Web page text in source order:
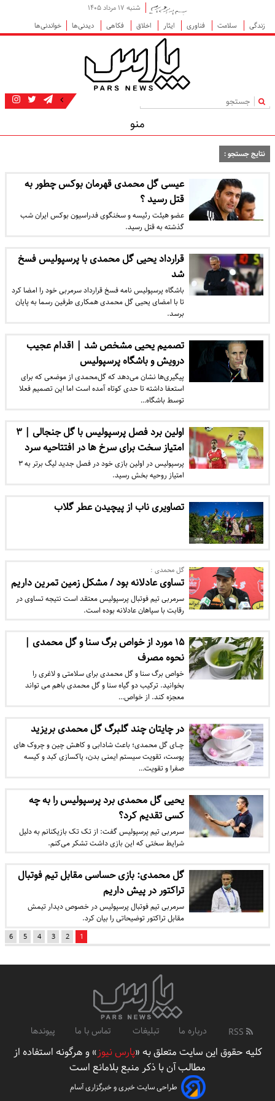
شنبه ۱۷ مرداد ۱۴۰۵
زندگی
سلامت فناوری ایثار اخلاق فکاهی دیدنی‌ها خواندنی‌ها
|
منو
نتایج جستجو :
عیسی گل محمدی قهرمان بوکس چطور به
قتل رسید ؟
عضو هیئت رئیسه و سخنگوی فدراسیون بوکس ایران شب
گذشته به قتل رسید.
قرارداد یحیی گل محمدی با پرسپولیس فسخ
شد
باشگاه پرسپولیس نامه فسخ قرارداد سرمربی خود را امضا کرد
تا با امضای یحیی گل محمدی همکاری طرفین رسما به پایان
برسد.
تصمیم یحیی مشخص شد | اقدام عجیب
درویش و باشگاه پرسپولیس
پیگیری‌ها نشان می‌دهد که گل‌محمدی از موضعی که برای
استعفا داشته تا حدی کوتاه آمده است اما این تصمیم فعلا
توسط باشگاه…
اولین برد فصل پرسپولیس با گل جنجالی | ۳
امتیاز سخت برای سرخ ها در افتتاحیه سرد
پرسپولیس در اولین بازی خود در فصل جدید لیگ برتر به ۳
امتیاز روحیه بخش رسید.
تصاویری ناب از پیچیدن عطر گلاب
گل محمدی :
تساوی عادلانه بود / مشکل زمین تمرین داریم
سرمربی تیم فوتبال پرسپولیس معتقد است نتیجه تساوی در
رقابت با سپاهان عادلانه بوده است.
۱۵ مورد از خواص برگ سنا و گل محمدی |
نحوه مصرف
خواص برگ سنا و گل محمدی برای سلامتی و لاغری را
بخوانید. ترکیب دو گیاه سنا و گل محمدی باهم می تواند
معجزه کند. از خواص…
در چایتان چند گلبرگ گل محمدی بریزید
چــــای گل محمدی؛ باعث شادابی و کاهش چین و چروک های
پوست، تقویت سیستم ایمنی بدن، پاکسازی کبد و کیسه
صفرا و تقویت…
یحیی گل محمدی برد پرسپولیس را به چه
کسی تقدیم کرد؟
سرمربی تیم پرسپولیس گفت: از تک تک بازیکنانم به دلیل
شرایط سختی که این بازی داشت تشکر می‌کنم.
گل محمدی: بازی حساسی مقابل تیم فوتبال
تراکتور در پیش داریم
سرمربی تیم فوتبال پرسپولیس در خصوص دیدار تیمش
مقابل تراکتور توضیحاتی را بیان کرد.
1
2
3
4
5
6
درباره ما تبلیغات تماس با ما پیوندها
کلیه حقوق این سایت متعلق به «پارس نیوز» و هرگونه استفاده از
مطالب آن با ذکر منبع بلامانع است
طراحی سایت خبری و خبرگزاری آسام